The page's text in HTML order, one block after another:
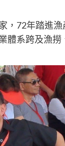
，72年踏進
體系跨及漁